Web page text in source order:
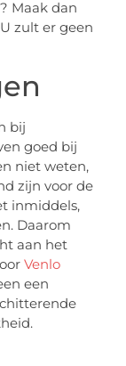
Maak dan
zult er geen
bij
goed bij
niet weten,
zijn voor de
inmiddels,
Daarom
aan het
Venlo
een